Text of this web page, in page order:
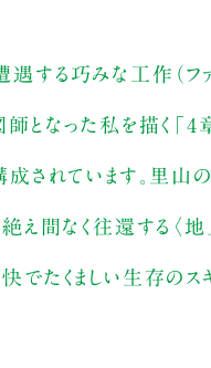
する巧みな工作（ファ
師となった私を描く
されています。里山
え間なく往還する〈
たくましい生存のス